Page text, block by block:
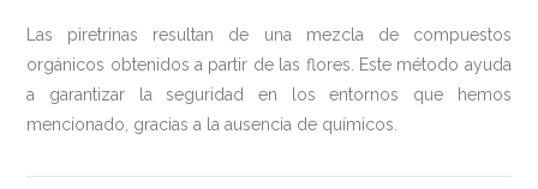
Las piretrinas resultan de una mezcla de compuestos
orgánicos obtenidos a partir de las flores. Este método ayuda
a garantizar la seguridad en los entornos que hemos
mencionado, gracias a la ausencia de químicos.